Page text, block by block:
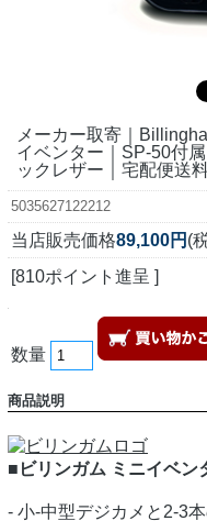
メーカー取寄｜
イベンター｜SP-50付
ックレザー｜宅配便送
5035627122212
当店販売価格89,100円 (
[810ポイント進呈 ]
数量
商品説明
■ビリンガム ミニイベン
- 小-中型デジカメと2-3